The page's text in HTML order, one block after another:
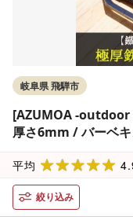
岐阜県 飛騨市
[AZUMOA -outdoor
厚さ6mm / バーベ
平均
絞り込み